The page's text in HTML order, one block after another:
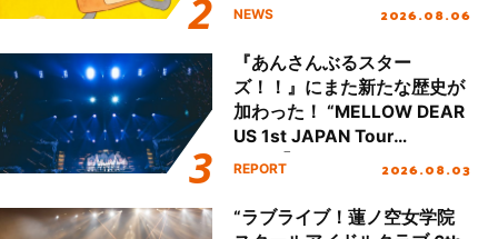
NEWS 2026.08.06
『あんさんぶるスター
ズ！！』にまた新たな歴史が
加わった！ “MELLOW DEAR
US 1st JAPAN Tour
Final「NICE to meet YOU
ート!!
REPORT 2026.08.03
“ラブライブ！蓮ノ空女学院